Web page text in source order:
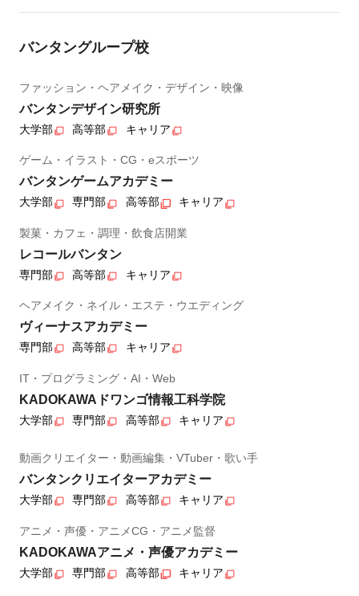
バンタングループ校
ファッション・ヘアメイク・デザイン・映像
バンタンデザイン研究所
大学部 高等部 キャリア
ゲーム・イラスト・CG・eスポーツ
バンタンゲームアカデミー
大学部 専門部 高等部 キャリア
製菓・カフェ・調理・飲食店開業
レコールバンタン
専門部 高等部 キャリア
ヘアメイク・ネイル・エステ・ウエディング
ヴィーナスアカデミー
専門部 高等部 キャリア
IT・プログラミング・AI・Web
KADOKAWAドワンゴ情報工科学院
大学部 専門部 高等部 キャリア
動画クリエイター・動画編集・VTuber・歌い手
バンタンクリエイターアカデミー
大学部 専門部 高等部 キャリア
アニメ・声優・アニメCG・アニメ監督
KADOKAWAアニメ・声優アカデミー
大学部 専門部 高等部 キャリア